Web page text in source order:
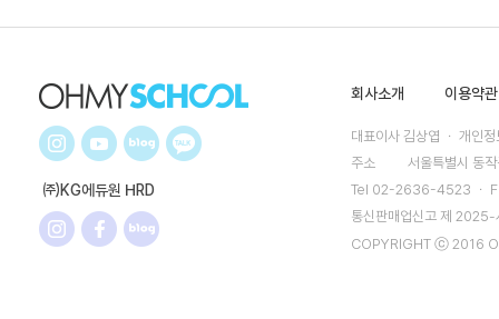
㈜KG에듀원 HRD
회사소개 이용약관
대표이사 김상엽 ㆍ 개인
주소
서울특별시 동
Tel 02-2636-4523 ㆍ
통신판매업신고 제
COPYRIGHT ⓒ 2016